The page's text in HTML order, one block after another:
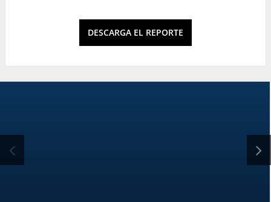
DESCARGA EL REPORTE